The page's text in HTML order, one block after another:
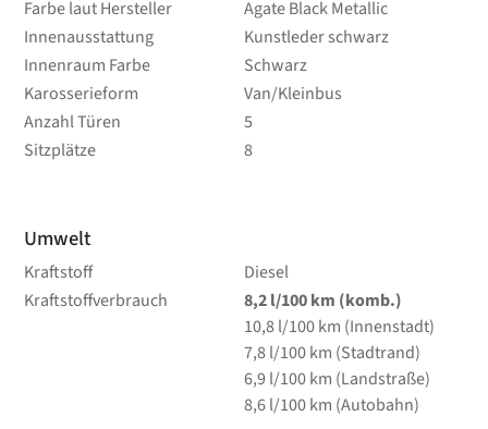
Farbe laut Hersteller
Agate Black Metallic
Innenausstattung
Kunstleder schwarz
Innenraum Farbe
Schwarz
Karosserieform
Van/Kleinbus
Anzahl Türen
5
Sitzplätze
8
Umwelt
Kraftstoff
Diesel
Kraftstoffverbrauch
8,2l/100 km (komb.)
10,8l/100 km (Innenstadt)
7,8l/100 km (Stadtrand)
6,9l/100 km (Landstraße)
8,6l/100 km (Autobahn)